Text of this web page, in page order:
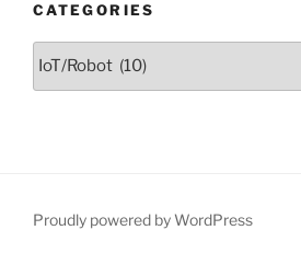
CATEGORIES
Proudly powered by WordPress